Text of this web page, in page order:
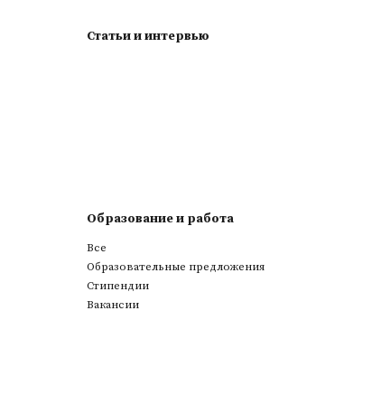
Статьи и интервью
Образование и работа
Все
Образовательные предложения
Стипендии
Вакансии